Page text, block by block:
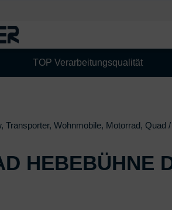
TOP Verarbeitungsqualität
Transporter, Wohnmobile, Motorrad, Quad /
HEBEBÜHNE